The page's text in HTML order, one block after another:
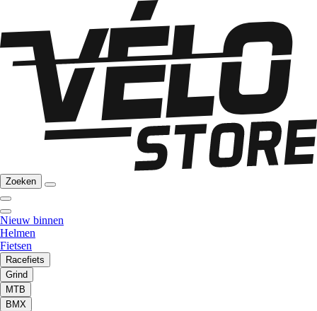
Zoeken
Nieuw binnen
Helmen
Fietsen
Racefiets
Grind
MTB
BMX